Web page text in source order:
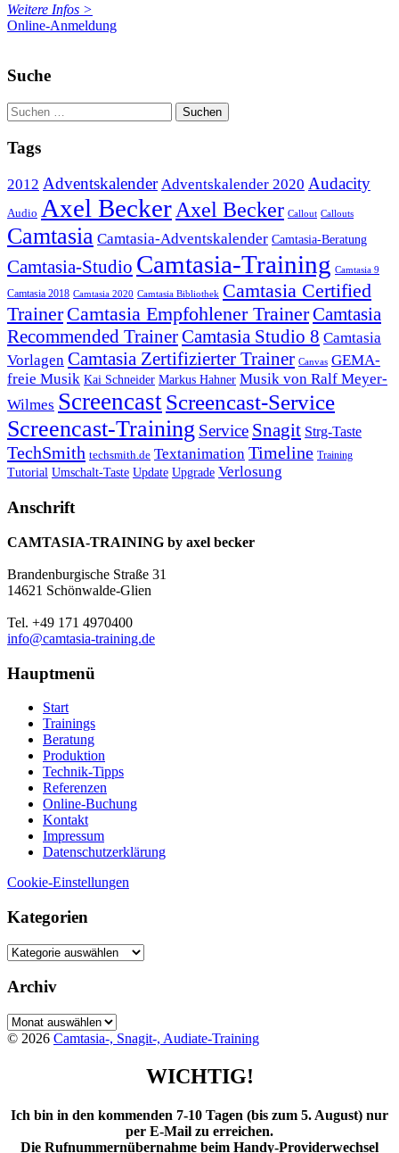
Weitere Infos >
Online-Anmeldung
Suche
Tags
2012 Adventskalender Adventskalender 2020 Audacity
Audio Axel BeckerAxel Becker Callout Callouts
Camtasia Camtasia-Adventskalender Camtasia-Beratung
Camtasia-Studio Camtasia-Training Camtasia 9
Camtasia 2018 Camtasia 2020 Camtasia Bibliothek Camtasia Certified
Trainer Camtasia Empfohlener TrainerCamtasia
Recommended TrainerCamtasia Studio 8 Camtasia
Vorlagen Camtasia Zertifizierter Trainer Canvas GEMA-
freie Musik Kai Schneider Markus Hahner Musik von Ralf Meyer-
Wilmes ScreencastScreencast-Service
Screencast-Training Service Snagit Strg-Taste
TechSmith techsmith.de Textanimation Timeline Training
Tutorial Umschalt-Taste Update Upgrade Verlosung
Anschrift
CAMTASIA-TRAINING by axel becker
Brandenburgische Straße 31
14621 Schönwalde-Glien
Tel. +49 171 4970400
info@camtasia-training.de
Hauptmenü
Start
Trainings
Beratung
Produktion
Technik-Tipps
Referenzen
Online-Buchung
Kontakt
Impressum
Datenschutzerklärung
Cookie-Einstellungen
Kategorien
Kategorien
Archiv
Archiv
© 2026 Camtasia-, Snagit-, Audiate-Training
WICHTIG!
Ich bin in den kommenden 7-10 Tagen (bis zum 5. August) nur
per E-Mail zu erreichen.
Die Rufnummernübernahme beim Handy-Providerwechsel